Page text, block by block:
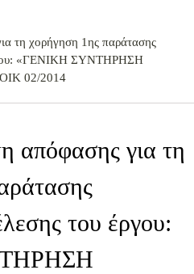
τη χορήγηση 1ης παράτασης
«ΓΕΝΙΚΗ ΣΥΝΤΗΡΗΣΗ
02/2014
απόφασης για τη
του έργου: